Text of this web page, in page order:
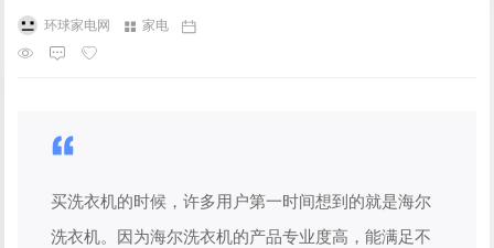
环球家电网 家电
买洗衣机的时候，许多用户第一时间想到的就是海尔
洗衣机。因为海尔洗衣机的产品专业度高，能满足不